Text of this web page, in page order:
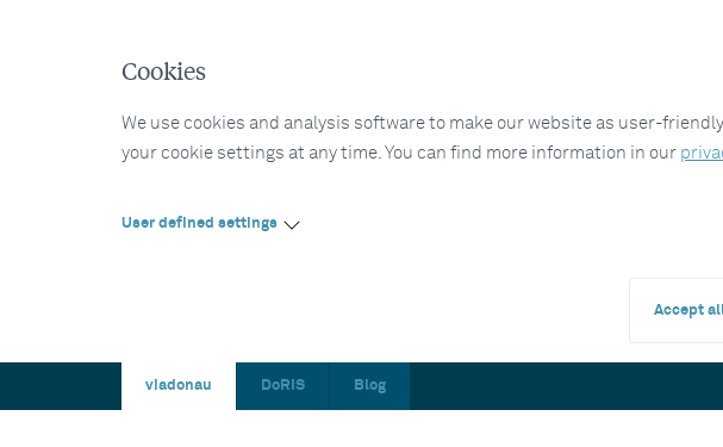
Cookies
We use cookies and analysis software to make our website as user-
your cookie settings at any time. You can find more information in our
User defined settings
Accept
viadonau DoRIS Blog